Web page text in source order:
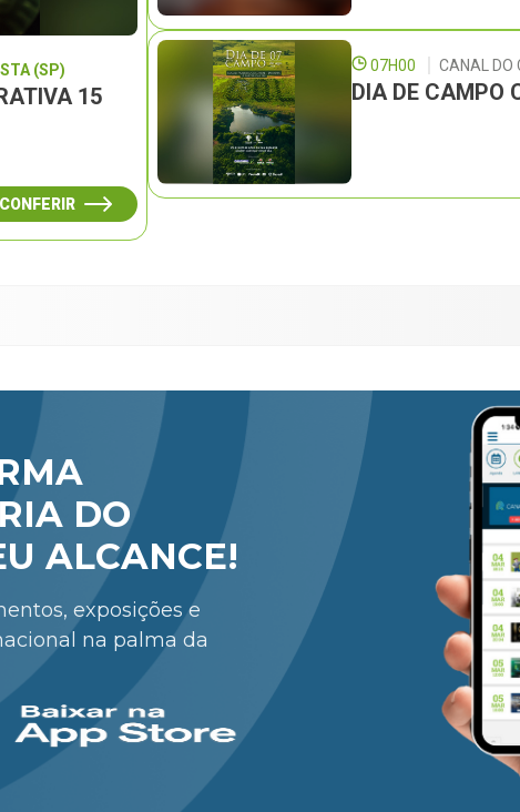
(SP)
15
CONFERIR
07H00 CANAL DO
DIA DE CAMPO
DO
ALCANCE!
exposições e
na palma da